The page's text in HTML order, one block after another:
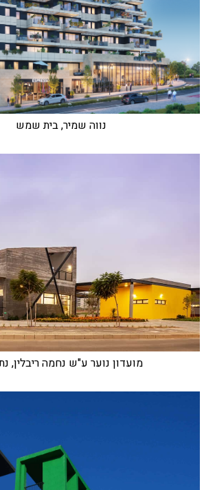
נווה שמיר, בית שמש
מועדון נוער ע"ש נחמה ריבלין,